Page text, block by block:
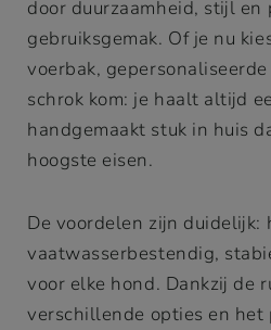
door duurzaamheid, stijl en
gebruiksgemak. Of je nu
voerbak,
schrok kom: je haalt altijd
handgemaakt stuk in huis
hoogste eisen.
De voordelen zijn duidelijk:
vaatwasserbestendig,
voor elke hond. Dankzij de
verschillende opties en het